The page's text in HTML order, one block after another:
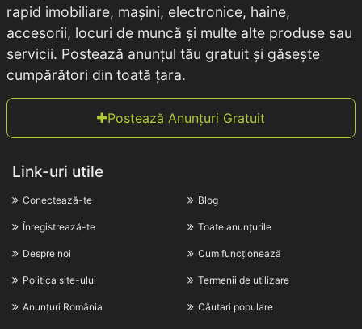
rapid imobiliare, mașini, electronice, haine,
accesorii, locuri de muncă și multe alte produse sau
servicii. Postează anunțul tău gratuit și găsește
cumpărători din toată țara.
Postează Anunțuri Gratuit
Link-uri utile
Conectează-te
Înregistrează-te
Despre noi
Politica site-ului
Anunțuri România
Blog
Toate anunțurile
Cum funcționează
Termenii de utilizare
Căutari populare